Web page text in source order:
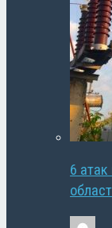
6 атак